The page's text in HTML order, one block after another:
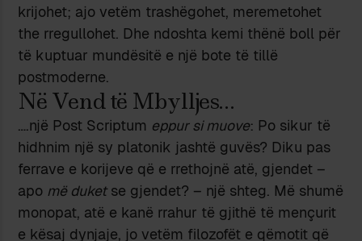
krijohet; ajo vetëm trashëgohet, meremetohet
the rregullohet. Dhe ndoshta kemi thënë boll për
të kuptuar mundësitë e një bote të tillë
postmoderne.
Në Vend të Mbylljes…
….një Post Scriptum eppur si muove: Po sikur të
hidhnim një sy platonik jashtë guvës? Diku pas
ferrave e korijeve që e rrethojnë atë, gjendet –
apo më duketse gjendet? – një shteg. Më shumë
monopat, atë e kanë rrahur të gjithë të mençurit
e kësaj dynjaje, jo vetëm filozofët e qëmotit që